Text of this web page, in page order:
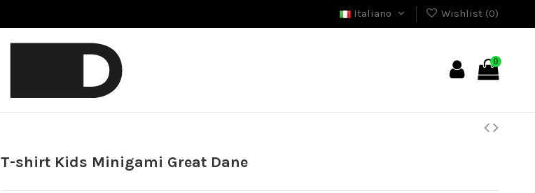
Italiano Wishlist (0)
0
T-shirt Kids Minigami Great Dane